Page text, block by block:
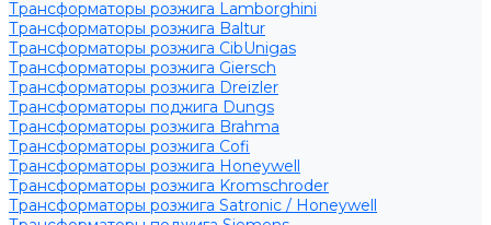
Трансформаторы розжига Lamborghini
Трансформаторы розжига Baltur
Трансформаторы розжига CibUnigas
Трансформаторы розжига Giersch
Трансформаторы розжига Dreizler
Трансформаторы поджига Dungs
Трансформаторы розжига Brahma
Трансформаторы розжига Cofi
Трансформаторы розжига Honeywell
Трансформаторы розжига Kromschroder
Трансформаторы розжига Satronic / Honeywell